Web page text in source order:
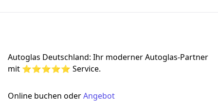
Autoglas Deutschland: Ihr moderner Autoglas-Partner
mit ⭐⭐⭐⭐⭐ Service.
Online buchen oderAngebot